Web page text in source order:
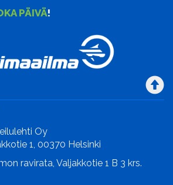
PÄIVÄ!
Oy
1, 00370 Helsinki
ravirata, Valjakkotie 1 B 3 krs.